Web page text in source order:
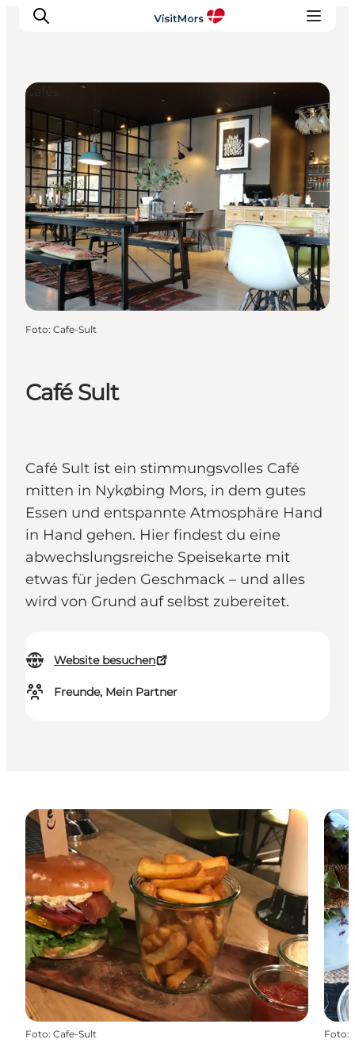
Aktivitäten
Erlebnisse
Infos über Mors
Unterkunft
Pauschalreisen / Urlaub
Planen Sie Ihre Reise
Café Sult
Café Sult ist ein stimmungsvolles Café
mitten in Nykøbing Mors, in dem gutes
Essen und entspannte Atmosphäre Hand
in Hand gehen. Hier findest du eine
abwechslungsreiche Speisekarte mit
etwas für jeden Geschmack – und alles
wird von Grund auf selbst zubereitet.
Website besuchen
Freunde, Mein Partner
Cafés
Foto: Cafe-Sult
Foto: Cafe-Sult Foto: